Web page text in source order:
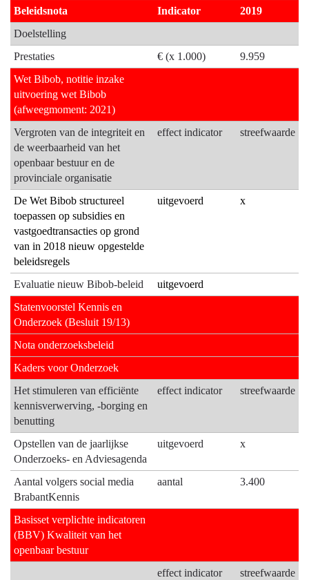
een
effectieve
en
efficiënte
kennisverwerving,
borging
en
benutting
Terug
naar
navigatie
01.01
Provinciebestuur
Wat
provincie
daarvoor
doen?
Beleidsnota Indicator
2019
Doelstelling
Prestaties
€ (x 1.000)
9.959
Wet Bibob, notitie inzake
uitvoering wet Bibob
(afweegmoment: 2021)
Vergroten van de integriteit en
de weerbaarheid van het
openbaar bestuur en de
provinciale organisatie
effect indicator streefwaarde
De Wet Bibob structureel
toepassen op subsidies en
vastgoedtransacties op grond
van in 2018 nieuw opgestelde
beleidsregels
uitgevoerd x
Evaluatie nieuw Bibob-beleid
uitgevoerd
Statenvoorstel Kennis en
Onderzoek (Besluit 19/13)
Nota onderzoeksbeleid
Kaders voor Onderzoek
Het stimuleren van efficiënte
kennisverwerving, -borging en
benutting
effect indicator streefwaarde
Opstellen van de jaarlijkse
Onderzoeks- en Adviesagenda
uitgevoerd x
Aantal volgers social media
BrabantKennis
aantal 3.400
Basisset verplichte indicatoren
(BBV) Kwaliteit van het
openbaar bestuur
effect indicator
streefwaarde